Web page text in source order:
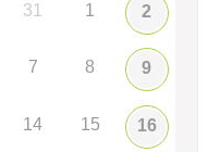
31 1 2
7 8 9
14 15 16